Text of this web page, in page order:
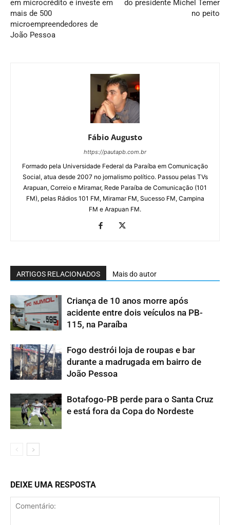
em microcrédito e investe em
mais de 500
microempreendedores de
João Pessoa
do presidente Michel Temer
no peito
Fábio Augusto
https://pautapb.com.br
Formado pela Universidade Federal da Paraíba em Comunicação
Social, atua desde 2007 no jornalismo político. Passou pelas TVs
Arapuan, Correio e Miramar, Rede Paraíba de Comunicação (101
FM), pelas Rádios 101 FM, Miramar FM, Sucesso FM, Campina
FM e Arapuan FM.
ARTIGOS RELACIONADOS Mais do autor
Criança de 10 anos morre após
acidente entre dois veículos na PB-
115, na Paraíba
Fogo destrói loja de roupas e bar
durante a madrugada em bairro de
João Pessoa
Botafogo-PB perde para o Santa Cruz
e está fora da Copa do Nordeste
DEIXE UMA RESPOSTA